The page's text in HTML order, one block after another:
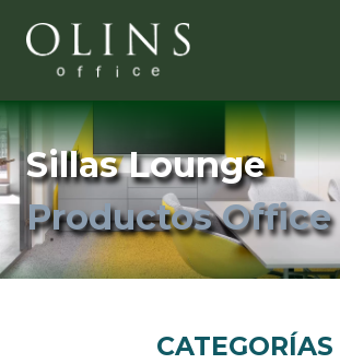
Sillas Lounge
Productos Office
CATEGORÍAS